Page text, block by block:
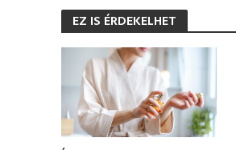
e
o
n
o
f
1
m
i
EZ IS ÉRDEKELHET